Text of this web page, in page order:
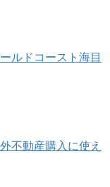
ルドコースト海目
不動産購入に使え